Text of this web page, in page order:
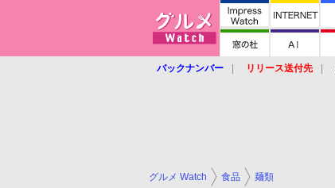
バックナンバー リリース送付先
グルメ Watch 食品 麺類